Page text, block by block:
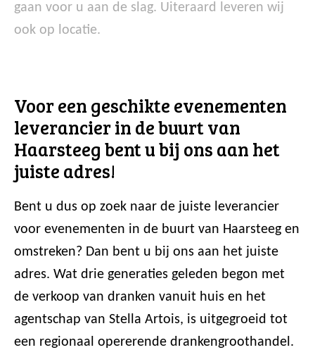
gaan voor u aan de slag. Uiteraard leveren wij
ook op locatie.
Voor een geschikte evenementen
leverancier in de buurt van
Haarsteeg bent u bij ons aan het
juiste adres!
Bent u dus op zoek naar de juiste leverancier
voor evenementen in de buurt van Haarsteeg en
omstreken? Dan bent u bij ons aan het juiste
adres. Wat drie generaties geleden begon met
de verkoop van dranken vanuit huis en het
agentschap van Stella Artois, is uitgegroeid tot
een regionaal opererende drankengroothandel.